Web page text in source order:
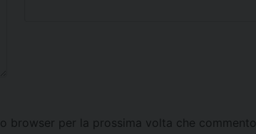
browser per la prossima volta che commento.